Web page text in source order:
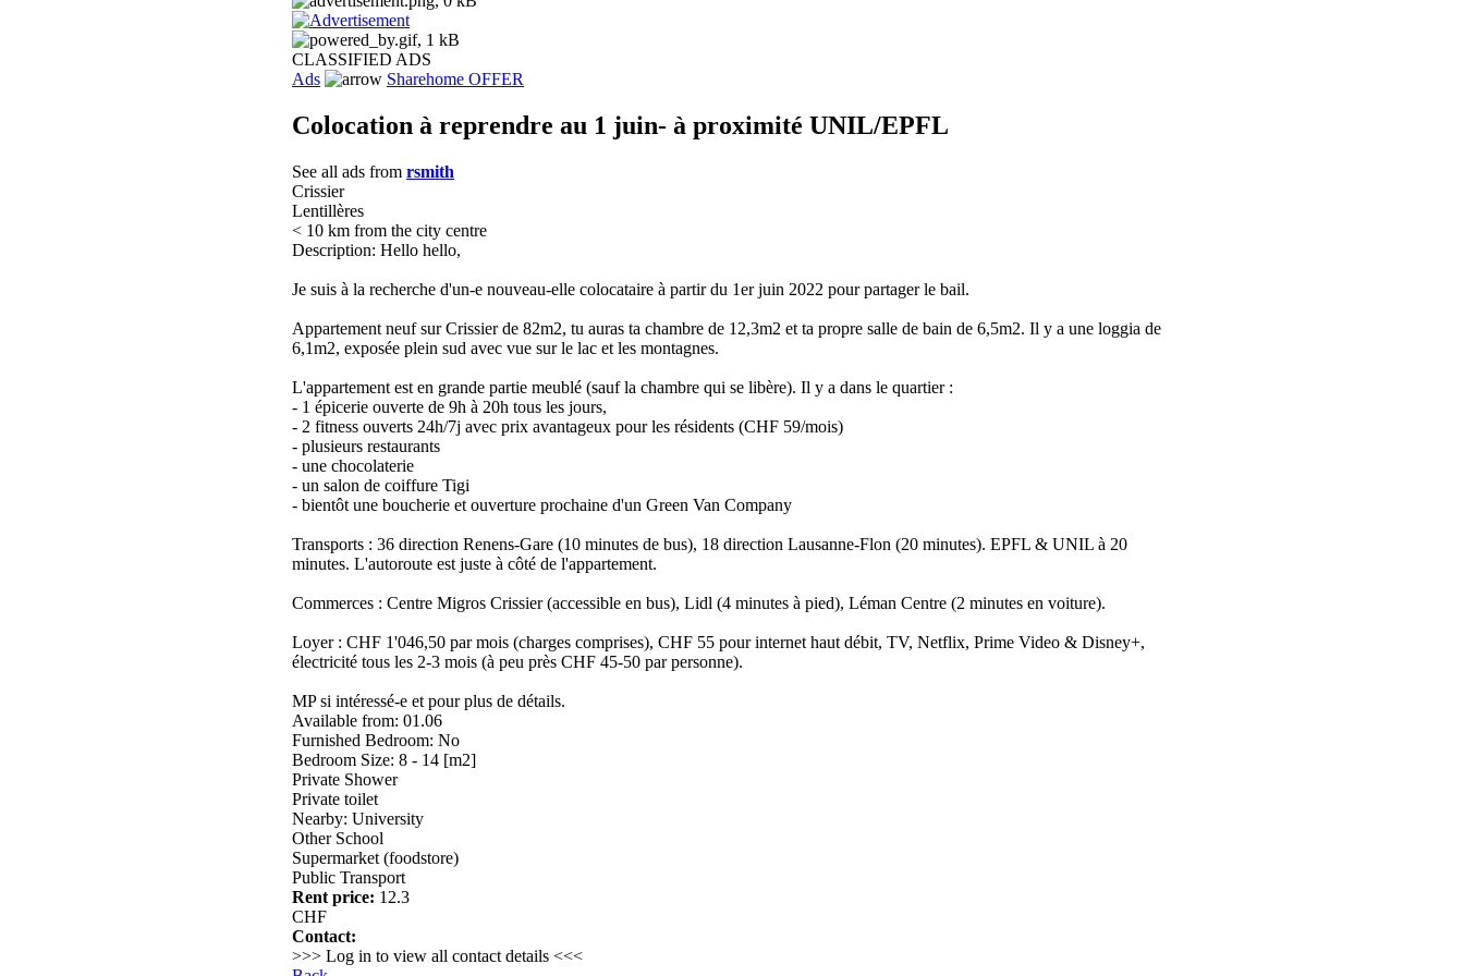
CLASSIFIED ADS
Ads
Sharehome OFFER
Colocation à reprendre au 1 juin- à proximité UNIL/EPFL
See all ads from rsmith
Crissier
Lentillères
< 10 km from the city centre
Description: Hello hello,
Je suis à la recherche d'un-e nouveau-elle colocataire à partir du 1er juin 2022 pour partager le bail.
Appartement neuf sur Crissier de 82m2, tu auras ta chambre de 12,3m2 et ta propre salle de bain de 6,5m2. Il y a une loggia de
6,1m2, exposée plein sud avec vue sur le lac et les montagnes.
L'appartement est en grande partie meublé (sauf la chambre qui se libère). Il y a dans le quartier :
- 1 épicerie ouverte de 9h à 20h tous les jours,
- 2 fitness ouverts 24h/7j avec prix avantageux pour les résidents (CHF 59/mois)
- plusieurs restaurants
- une chocolaterie
- un salon de coiffure Tigi
- bientôt une boucherie et ouverture prochaine d'un Green Van Company
Transports : 36 direction Renens-Gare (10 minutes de bus), 18 direction Lausanne-Flon (20 minutes). EPFL & UNIL à 20
minutes. L'autoroute est juste à côté de l'appartement.
Commerces : Centre Migros Crissier (accessible en bus), Lidl (4 minutes à pied), Léman Centre (2 minutes en voiture).
Loyer : CHF 1'046,50 par mois (charges comprises), CHF 55 pour internet haut débit, TV, Netflix, Prime Video & Disney+,
électricité tous les 2-3 mois (à peu près CHF 45-50 par personne).
MP si intéressé-e et pour plus de détails.
Available from: 01.06
Furnished Bedroom: No
Bedroom Size: 8 - 14 [m2]
Private Shower
Private toilet
Nearby: University
Other School
Supermarket (foodstore)
Public Transport
Rent price: 12.3
CHF
Contact:
>>> Log in to view all contact details <<<